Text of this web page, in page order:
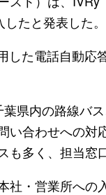
たと発表した。
した電話自動応
県内の路線バ
い合わせへの対
も多く、担当窓
社・営業所への